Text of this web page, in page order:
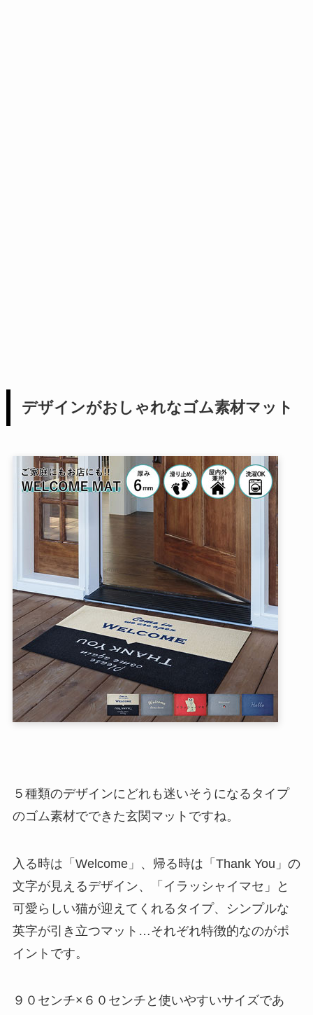
デザインがおしゃれなゴム素材マット
５種類のデザインにどれも迷いそうになるタイプ
のゴム素材でできた玄関マットですね。
入る時は「Welcome」、帰る時は「Thank You」の
文字が見えるデザイン、「イラッシャイマセ」と
可愛らしい猫が迎えてくれるタイプ、シンプルな
英字が引き立つマット…それぞれ特徴的なのがポ
イントです。
９０センチ×６０センチと使いやすいサイズであ